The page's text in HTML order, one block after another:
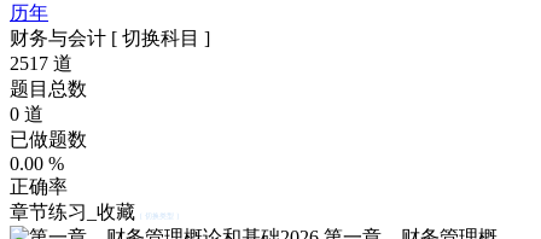
历年
财务与会计 [ 切换科目 ]
2517 道
题目总数
0 道
已做题数
0.00 %
正确率
章节练习_收藏
[ 切换类型 ]